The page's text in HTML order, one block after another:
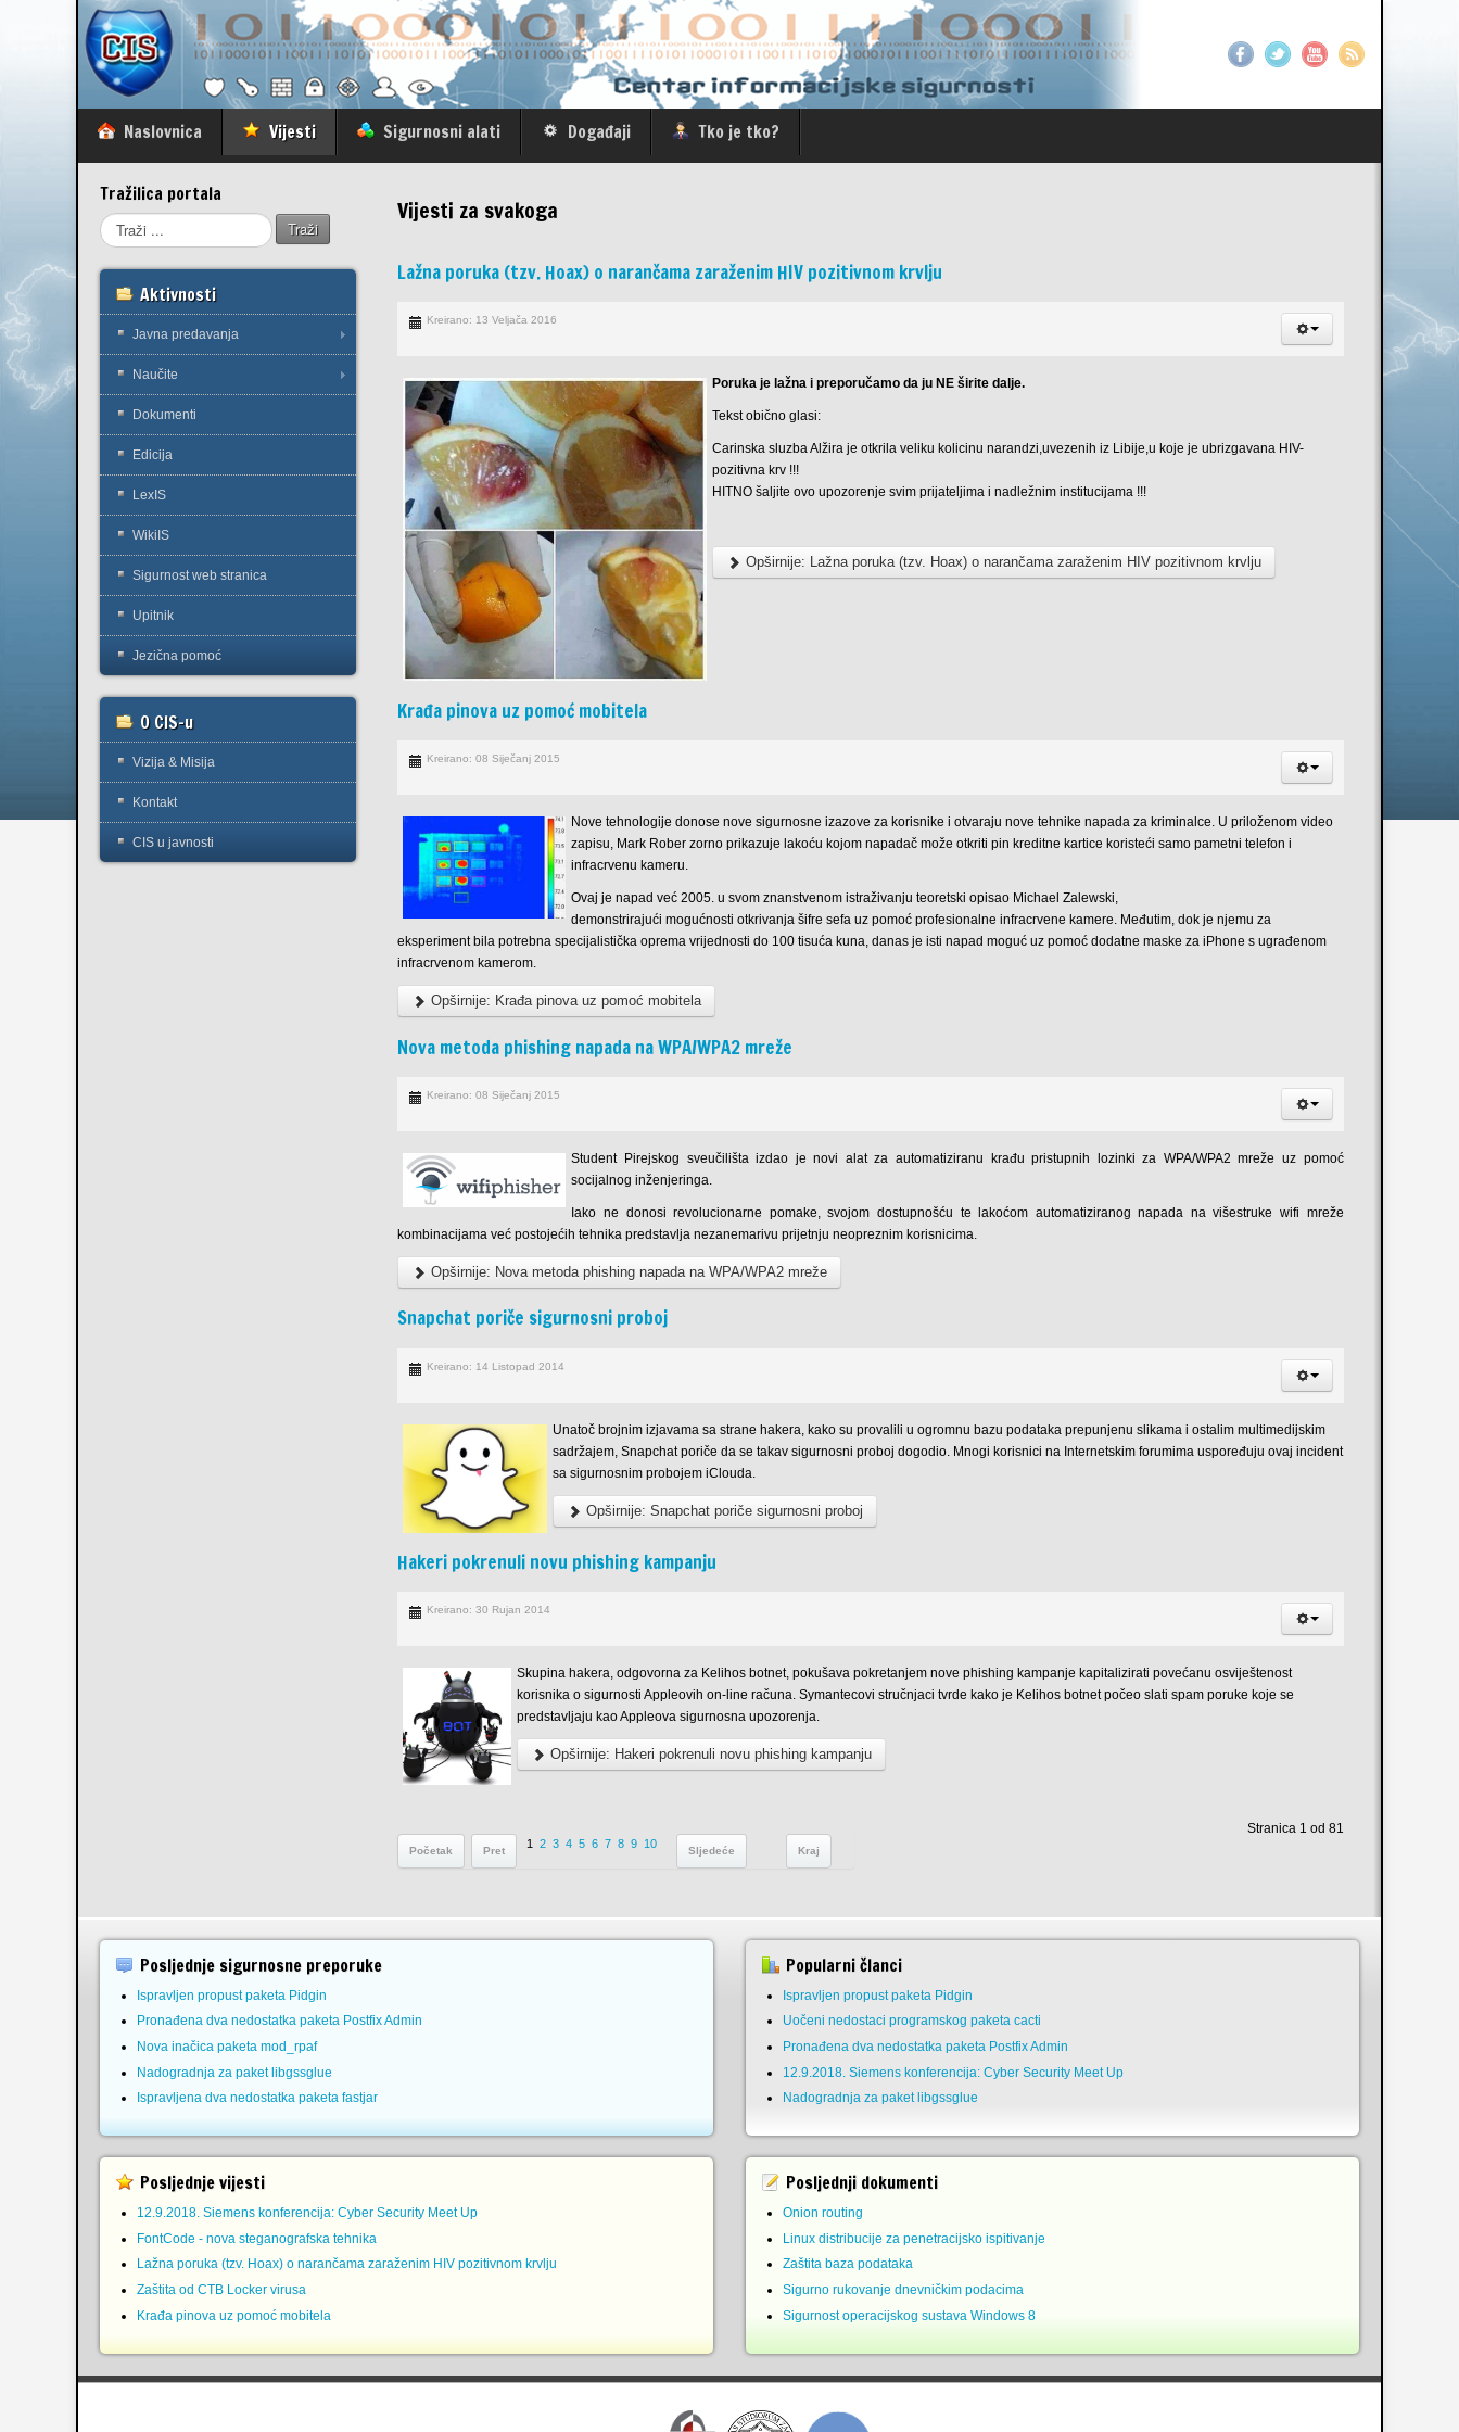
Naslovnica Vijesti Sigurnosni alati Događaji Tko je tko?
Vijesti za svakoga
Lažna poruka (tzv. Hoax) o narančama zaraženim HIV pozitivnom krvlju
Kreirano: 13 Veljača 2016
Poruka je lažna ipreporučamo da ju NEširite dalje.
Tekst obično glasi:
Carinska sluzbaAlžira jeotkrila veliku kolicinu narandzi,uvezenih iz Libije,u koje jeubrizgavana HIV-
pozitivna krv !!!
HITNO šaljite ovo upozorenje svim prijateljima inadležnim institucijama !!!
Opširnije: Lažna poruka (tzv. Hoax) o narančama zaraženim HIV pozitivnom krvlju
Krađa pinova uz pomoć mobitela
Kreirano: 08 Siječanj 2015
Nove tehnologije donose nove sigurnosne izazove za korisnike i otvaraju nove tehnike napada za kriminalce. U priloženom video
zapisu, Mark Rober zorno prikazuje lakoću kojom napadač može otkriti pin kreditne kartice koristeći samo pametni telefon i
infracrvenu kameru.
Ovaj je napad već 2005. u svom znanstvenom istraživanju teoretski opisao Michael Zalewski,
demonstrirajući mogućnosti otkrivanja šifre sefa uz pomoć profesionalne infracrvene kamere. Međutim, dok je njemu za
eksperiment bila potrebna specijalistička oprema vrijednosti do 100 tisuća kuna, danas je isti napad moguć uz pomoć dodatne maske za iPhone s ugrađenom
infracrvenom kamerom.
Opširnije: Krađa pinova uz pomoć mobitela
Nova metoda phishing napada na WPA/WPA2 mreže
Kreirano: 08 Siječanj 2015
Student Pirejskog sveučilišta izdao je novi alat za automatiziranu krađu pristupnih lozinki za WPA/WPA2 mreže uz pomoć
socijalnog inženjeringa.
Iako ne donosi revolucionarne pomake, svojom dostupnošću te lakoćom automatiziranog napada na višestruke wifi mreže
kombinacijama već postojećih tehnika predstavlja nezanemarivu prijetnju neopreznim korisnicima.
Opširnije: Nova metoda phishing napada na WPA/WPA2 mreže
Snapchat poriče sigurnosni proboj
Kreirano: 14 Listopad 2014
Unatoč brojnim izjavama sa strane hakera, kako su provalili u ogromnu bazu podataka prepunjenu slikama i ostalim multimedijskim
sadržajem, Snapchat poriče da se takav sigurnosni proboj dogodio. Mnogi korisnici na Internetskim forumima uspoređuju ovaj incident
sa sigurnosnim probojem iClouda.
Opširnije: Snapchat poriče sigurnosni proboj
Hakeri pokrenuli novu phishing kampanju
Kreirano: 30 Rujan 2014
Skupina hakera, odgovorna za Kelihos botnet, pokušava pokretanjem nove phishing kampanje kapitalizirati povećanu osviještenost
korisnika o sigurnosti Appleovih on-line računa. Symantecovi stručnjaci tvrde kako je Kelihos botnet počeo slati spam poruke koje se
predstavljaju kao Appleova sigurnosna upozorenja.
Opširnije: Hakeri pokrenuli novu phishing kampanju
Stranica 1 od 81
Početak Pret
1 2 3 4 5 6 7 8 9 10
Sljedeće Kraj
Tražilica portala
Traži
Aktivnosti
Javna predavanja
Naučite
Dokumenti
Edicija
LexIS
WikiIS
Sigurnost web stranica
Upitnik
Jezična pomoć
O CIS-u
Vizija & Misija
Kontakt
CIS u javnosti
Posljednje sigurnosne preporuke
Ispravljen propust paketa Pidgin
Pronađena dva nedostatka paketa Postfix Admin
Nova inačica paketa mod_rpaf
Nadogradnja za paket libgssglue
Ispravljena dva nedostatka paketa fastjar
Posljednje vijesti
12.9.2018. Siemens konferencija: Cyber Security Meet Up
FontCode - nova steganografska tehnika
Lažna poruka (tzv. Hoax) o narančama zaraženim HIV pozitivnom krvlju
Zaštita od CTB Locker virusa
Krađa pinova uz pomoć mobitela
Popularni članci
Ispravljen propust paketa Pidgin
Uočeni nedostaci programskog paketa cacti
Pronađena dva nedostatka paketa Postfix Admin
12.9.2018. Siemens konferencija: Cyber Security Meet Up
Nadogradnja za paket libgssglue
Posljednji dokumenti
Onion routing
Linux distribucije za penetracijsko ispitivanje
Zaštita baza podataka
Sigurno rukovanje dnevničkim podacima
Sigurnost operacijskog sustava Windows 8